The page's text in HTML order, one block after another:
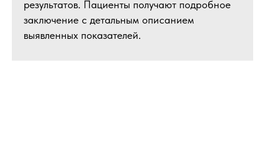
результатов. Пациенты получают подробное
заключение с детальным описанием
выявленных показателей.